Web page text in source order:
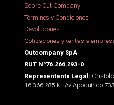
Sobre Out Company
Términos y Condiciones
Devoluciones
Cotizaciones y ventas a
Outcompany SpA
RUT Nº76.266.293-0
Representante Legal:
16.366.285-k - Av Apoquindo